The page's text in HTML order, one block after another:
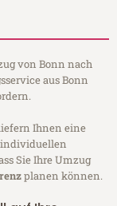
von Bonn nach
aus Bonn
Ihnen eine
individuellen
Sie Ihre Umzug
planen können.